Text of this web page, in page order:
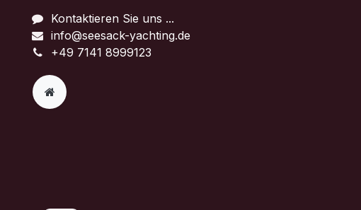
Kontaktieren Sie uns ...
info@seesack-yachting.de
+49 7141 8999123